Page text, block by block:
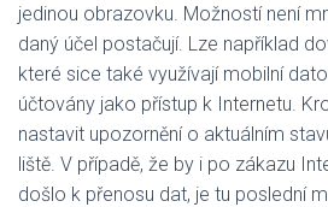
jedinou obrazovku. Možností není
daný účel postačují. Lze například
které sice také využívají mobilní
účtovány jako přístup k Internetu.
nastavit upozornění o aktuálním
liště. V případě, že by i po zákazu
došlo k přenosu dat, je tu poslední